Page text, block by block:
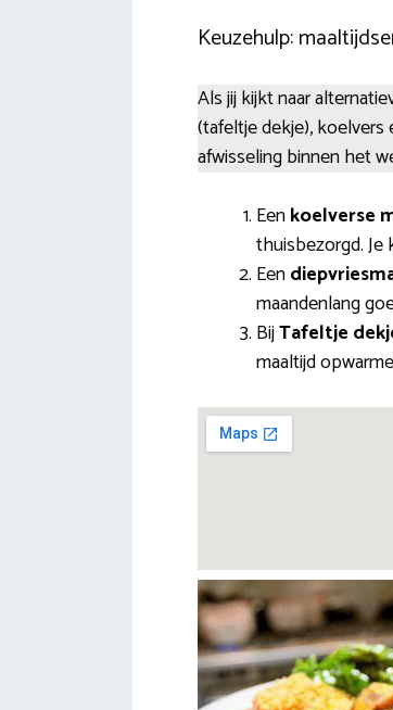
Keuzehulp:
Als jij kijkt naar
(tafeltje dekje), koelvers
afwisseling binnen het
Eenkoelverse
thuisbezorgd. Je
Een
maandenlang
BijTafeltje
maaltijd